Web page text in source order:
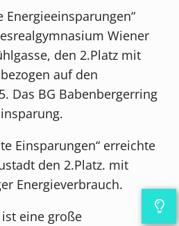
Energieeinsparungen“
Wiener
den 2.Platz mit
auf den
Das BG Babenbergerring
Einsparungen“ erreichte
den 2.Platz. mit
Energieverbrauch.
eine große